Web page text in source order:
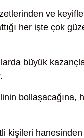
ve
her işte çok
büyük
bollaşacağına,
kişileri